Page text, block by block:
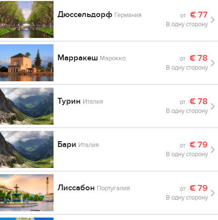
Дюссельдорф Германия от €77
В одну сторону
Марракеш Марокко от €78
В одну сторону
Турин Италия от €78
В одну сторону
Бари Италия от €79
В одну сторону
Лиссабон Португалия от €79
В одну сторону